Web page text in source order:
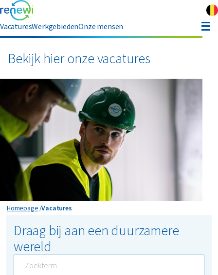
VacaturesWerkgebiedenOnze mensen
Renewi
Bekijk hier onze vacatures
Homepage Vacatures
Vacatures
Draag bij aan een duurzamere
wereld